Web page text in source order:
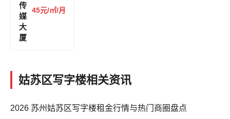
传
媒
大
厦
45元/㎡/月
姑苏区写字楼相关资讯
2026 苏州姑苏区写字楼租金行情与热门商圈盘点